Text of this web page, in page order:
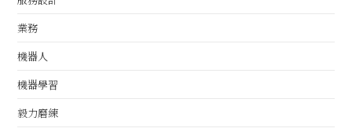
業務
機器人
機器學習
毅力磨練